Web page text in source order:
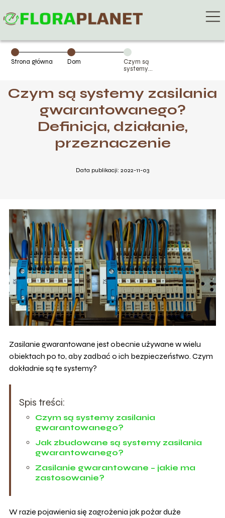
Strona główna Dom
Czym są
systemy
Definicja,
działanie,
Czym są systemy zasilania
gwarantowanego?
Definicja, działanie,
przeznaczenie
Data publikacji: 2022-11-03
Zasilanie gwarantowane jest obecnie używane w wielu
obiektach po to, aby zadbać o ich bezpieczeństwo. Czym
dokładnie są te systemy?
Spis treści:
Czym są systemy zasilania
gwarantowanego?
Jak zbudowane są systemy zasilania
gwarantowanego?
Zasilanie gwarantowane – jakie ma
zastosowanie?
W razie pojawienia się zagrożenia jak pożar duże